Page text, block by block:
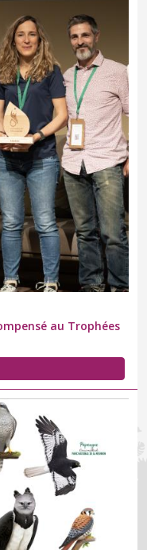
au Trophées
cette 5e édition
11 rapaces
!